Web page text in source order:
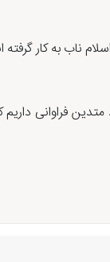
ناب به کار گرفته
فراوانی